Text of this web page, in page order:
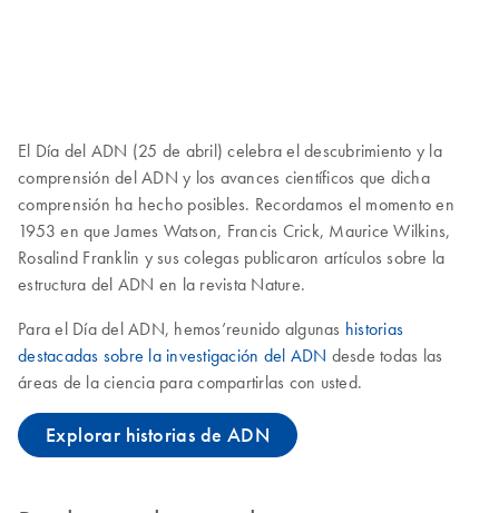
El Día del ADN (25 de abril) celebra el descubrimiento y la
comprensión del ADN y los avances científicos que dicha
comprensión ha hecho posibles. Recordamos el momento en
1953 en que James Watson, Francis Crick, Maurice Wilkins,
Rosalind Franklin y sus colegas publicaron artículos sobre la
estructura del ADN en la revista Nature.
Para el Día del ADN, hemos’reunido algunas historias
destacadas sobre la investigación del ADN desde todas las
áreas de la ciencia para compartirlas con usted.
Explorar historias de ADN